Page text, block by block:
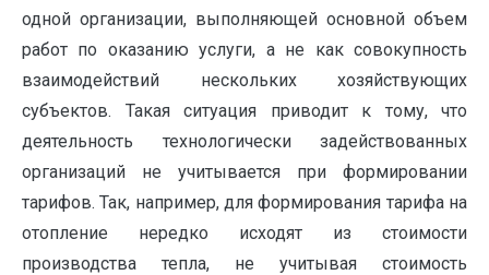
одной организации, выполняющей основной объем
работ по оказанию услуги, а не как совокупность
взаимодействий нескольких хозяйствующих
субъектов. Такая ситуация приводит к тому, что
деятельность технологически задействованных
организаций не учитывается при формировании
тарифов. Так, например, для формирования тарифа на
отопление нередко исходят из стоимости
производства тепла, не учитывая стоимость